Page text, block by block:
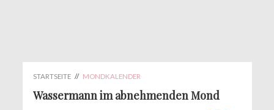
STARTSEITE // MONDKALENDER
Wassermann im abnehmenden Mond